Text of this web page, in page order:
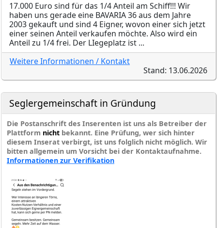
17.000 Euro sind für das 1/4 Anteil am Schiff!!! Wir
haben uns gerade eine BAVARIA 36 aus dem Jahre
2003 gekauft und sind 4 Eigner, wovon einer sich jetzt
einer seinen Anteil verkaufen möchte. Also wird ein
Anteil zu 1/4 frei. Der LIegeplatz ist ...
Weitere Informationen / Kontakt
Stand: 13.06.2026
Seglergemeinschaft in Gründung
Die Postanschrift des Inserenten ist uns als Betreiber der
Plattform nicht bekannt. Eine Prüfung, wer sich hinter
diesem Inserat verbirgt, ist uns folglich nicht möglich. Wir
bitten allgemein um Vorsicht bei der Kontaktaufnahme.
Informationen zur Verifikation